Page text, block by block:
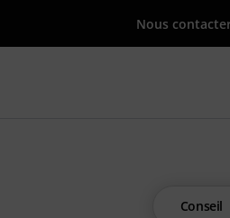
Nous
la recherche avec le terme
Conseil